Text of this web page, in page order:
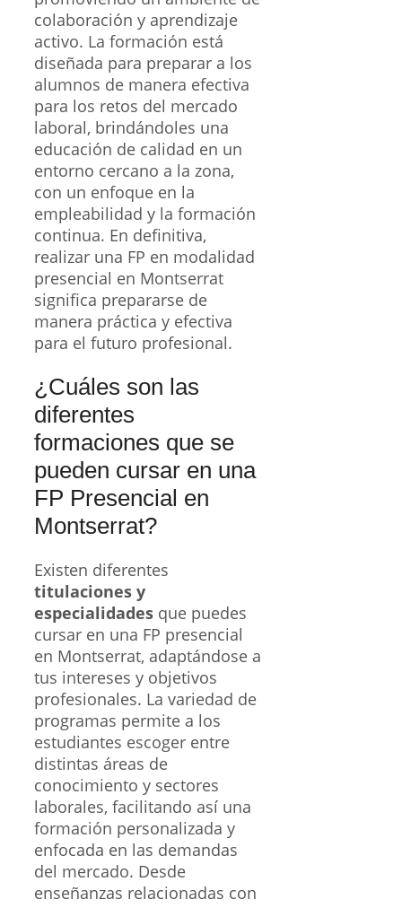
colaboración y aprendizaje
activo. La formación está
diseñada para preparar a los
alumnos de manera efectiva
para los retos del mercado
laboral, brindándoles una
educación de calidad en un
entorno cercano a la zona,
con un enfoque en la
empleabilidad y la formación
continua. En definitiva,
realizar una FP en modalidad
presencial en Montserrat
significa prepararse de
manera práctica y efectiva
para el futuro profesional.
¿Cuáles son las
diferentes
formaciones que se
pueden cursar en una
FP Presencial en
Montserrat?
Existen diferentes
titulaciones y
especialidades que puedes
cursar en una FP presencial
en Montserrat, adaptándose a
tus intereses y objetivos
profesionales. La variedad de
programas permite a los
estudiantes escoger entre
distintas áreas de
conocimiento y sectores
laborales, facilitando así una
formación personalizada y
enfocada en las demandas
del mercado. Desde
enseñanzas relacionadas con